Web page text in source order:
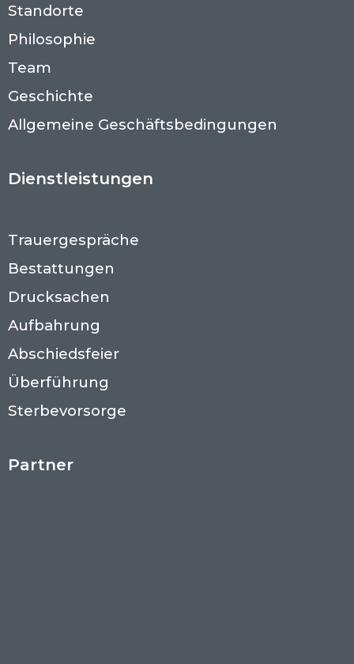
Standorte
Philosophie
Team
Geschichte
Allgemeine Geschäftsbedingungen
Dienstleistungen
Trauergespräche
Bestattungen
Drucksachen
Aufbahrung
Abschiedsfeier
Überführung
Sterbevorsorge
Partner